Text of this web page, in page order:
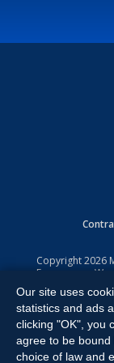
Copyright2026
Expressway,
All Rights
Our site uses
statistics and ads
clicking "OK", you
agree to be bound
choice of law and